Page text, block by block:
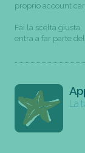
proprio account
Fai la scelta giusta,
entra a far parte
La